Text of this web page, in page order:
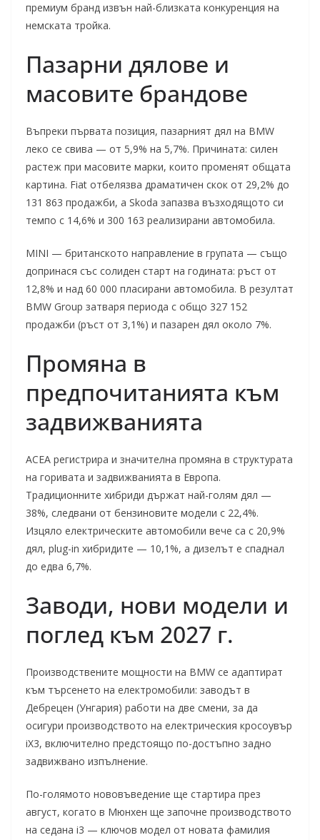
премиум бранд извън най-близката конкуренция на
немската тройка.
Пазарни дялове и
масовите брандове
Въпреки първата позиция, пазарният дял на BMW
леко се свива — от 5,9% на 5,7%. Причината: силен
растеж при масовите марки, които променят общата
картина. Fiat отбелязва драматичен скок от 29,2% до
131 863 продажби, а Skoda запазва възходящото си
темпо с 14,6% и 300 163 реализирани автомобила.
MINI — британското направление в групата — също
допринася със солиден старт на годината: ръст от
12,8% и над 60 000 пласирани автомобила. В резултат
BMW Group затваря периода с общо 327 152
продажби (ръст от 3,1%) и пазарен дял около 7%.
Промяна в
предпочитанията към
задвижванията
ACEA регистрира и значителна промяна в структурата
на горивата и задвижванията в Европа.
Традиционните хибриди държат най-голям дял —
38%, следвани от бензиновите модели с 22,4%.
Изцяло електрическите автомобили вече са с 20,9%
дял, plug-in хибридите — 10,1%, а дизелът е спаднал
до едва 6,7%.
Заводи, нови модели и
поглед към 2027 г.
Производствените мощности на BMW се адаптират
към търсенето на електромобили: заводът в
Дебрецен (Унгария) работи на две смени, за да
осигури производството на електрическия кросоувър
iX3, включително предстоящо по-достъпно задно
задвижвано изпълнение.
По-голямото нововъведение ще стартира през
август, когато в Мюнхен ще започне производството
на седана i3 — ключов модел от новата фамилия